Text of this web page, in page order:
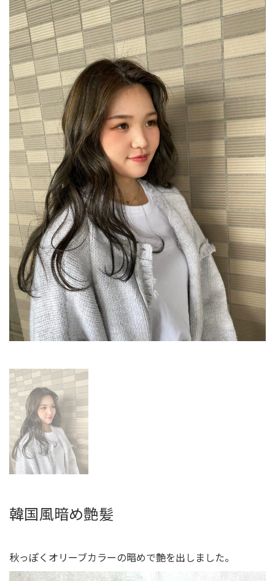
韓国風暗め艶髪
秋っぽくオリーブカラーの暗めで艶を出しました。